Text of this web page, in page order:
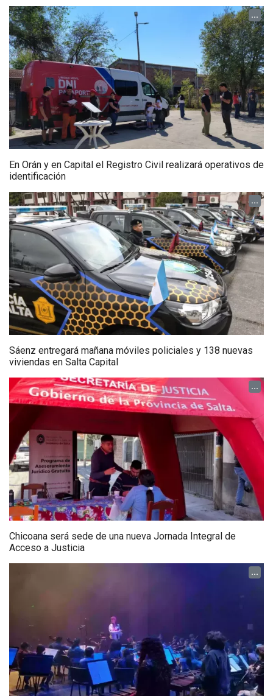
...
En Orán y en Capital el Registro Civil realizará operativos de
identificación
...
Sáenz entregará mañana móviles policiales y 138 nuevas
viviendas en Salta Capital
...
Chicoana será sede de una nueva Jornada Integral de
Acceso a Justicia
...